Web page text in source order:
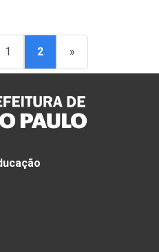
1 2 »